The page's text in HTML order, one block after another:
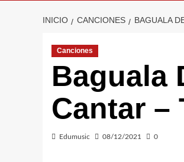
INICIO CANCIONES BAGUALA
Canciones
Baguala
Cantar –
Edumusic 08/12/2021 0